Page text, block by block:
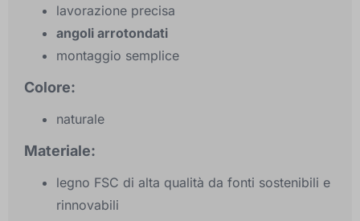
lavorazione precisa
angoli arrotondati
montaggio semplice
Colore:
naturale
Materiale:
legno FSC di alta qualità da fonti sostenibili e
rinnovabili